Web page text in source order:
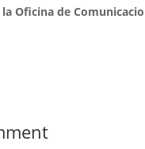
Oficina de